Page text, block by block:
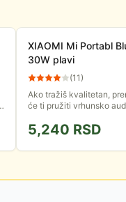
XIAOMI Mi Portabl
30W plavi
(11)
Ako tražiš kvalitetan,
će ti pružiti vrhunsko
je definitivno...
5,240 RSD